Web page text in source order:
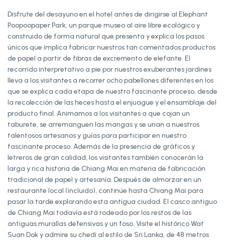
Disfrute del desayuno en el hotel antes de dirigirse al Elephant
Poopoopaper Park, un parque museo al aire libre ecológico y
construido de forma natural que presenta y explica los pasos
únicos que implica fabricar nuestros tan comentados productos
de papel a partir de fibras de excremento de elefante. El
recorrido interpretativo a pie por nuestros exuberantes jardines
lleva a los visitantes a recorrer ocho pabellones diferentes en los
que se explica cada etapa de nuestro fascinante proceso, desde
la recolección de las heces hasta el enjuague y el ensamblaje del
producto final. Animamos a los visitantes a que cojan un
taburete, se arremanguen las mangas y se unan a nuestros
talentosos artesanos y guías para participar en nuestro
fascinante proceso. Además de la presencia de gráficos y
letreros de gran calidad, los visitantes también conocerán la
larga y rica historia de Chiang Mai en materia de fabricación
tradicional de papel y artesanía. Después de almorzar en un
restaurante local (incluido), continúe hasta Chiang Mai para
pasar la tarde explorando esta antigua ciudad. El casco antiguo
de Chiang Mai todavía está rodeado por los restos de las
antiguas murallas defensivas y un foso. Visite el histórico Wat
Suan Dok y admire su chedi al estilo de Sri Lanka, de 48 metros